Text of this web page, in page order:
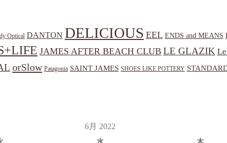
Optical DANTON DELICIOUS EEL ENDS and MEANS
JAMES AFTER BEACH CLUB LE GLAZIK
orSlow Patagonia SAINT JAMES SHOES LIKE POTTERY
6月 2022